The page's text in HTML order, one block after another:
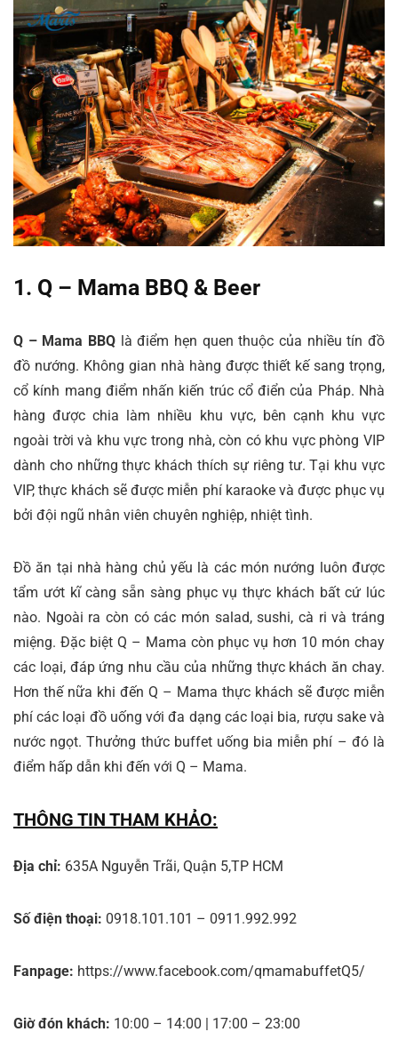
1. Q – Mama BBQ & Beer
Q – Mama BBQ là điểm hẹn quen thuộc của nhiều tín đồ
đồ nướng. Không gian nhà hàng được thiết kế sang trọng,
cổ kính mang điểm nhấn kiến trúc cổ điển của Pháp. Nhà
hàng được chia làm nhiều khu vực, bên cạnh khu vực
ngoài trời và khu vực trong nhà, còn có khu vực phòng VIP
dành cho những thực khách thích sự riêng tư. Tại khu vực
VIP, thực khách sẽ được miễn phí karaoke và được phục vụ
bởi đội ngũ nhân viên chuyên nghiệp, nhiệt tình.
Đồ ăn tại nhà hàng chủ yếu là các món nướng luôn được
tẩm ướt kĩ càng sẵn sàng phục vụ thực khách bất cứ lúc
nào. Ngoài ra còn có các món salad, sushi, cà ri và tráng
miệng. Đặc biệt Q – Mama còn phục vụ hơn 10 món chay
các loại, đáp ứng nhu cầu của những thực khách ăn chay.
Hơn thế nữa khi đến Q – Mama thực khách sẽ được miễn
phí các loại đồ uống với đa dạng các loại bia, rượu sake và
nước ngọt. Thưởng thức buffet uống bia miễn phí – đó là
điểm hấp dẫn khi đến với Q – Mama.
THÔNG TIN THAM KHẢO:
Địa chỉ: 635A Nguyễn Trãi, Quận 5,TP HCM
Số điện thoại: 0918.101.101 – 0911.992.992
Fanpage: https://www.facebook.com/qmamabuffetQ5/
Giờ đón khách: 10:00 – 14:00 | 17:00 – 23:00